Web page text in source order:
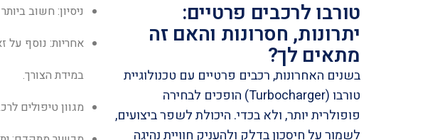
טורבו לרכבים פרטיים:
יתרונות, חסרונות והאם זה
מתאים לך?
בשנים האחרונות, רכבים פרטיים עם טכנולוגיית
טורבו (Turbocharger) הופכים לבחירה
פופולרית יותר, ולא בכדי. היכולת לשפר ביצועים,
לשמור על חיסכון בדלק ולהעניק חוויית נהיגה
ניסיון: חשוב
אחריות: נוסף על
במידת הצורך.
מגוון טיפולים